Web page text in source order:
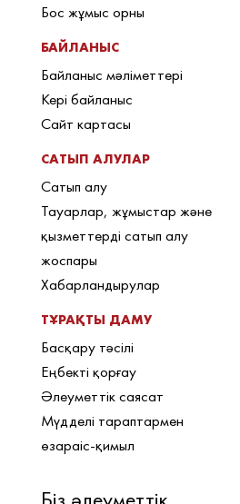
Бос жұмыс орны
БАЙЛАНЫС
Байланыс мәліметтері
Кері байланыс
Сайт картасы
САТЫП АЛУЛАР
Сатып алу
Тауарлар, жұмыстар және
қызметтерді сатып алу
жоспары
Хабарландырулар
ТҰРАҚТЫ ДАМУ
Басқару тәсілі
Еңбекті қорғау
Әлеуметтік саясат
Мүдделі тараптармен
өзараіс-қимыл